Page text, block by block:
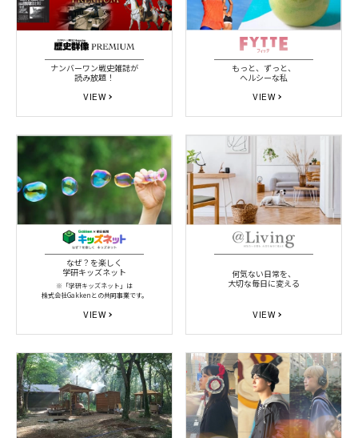
ナンバーワン戦史雑誌が
読み放題！
VIEW
もっと、ずっと、
ヘルシーな私
VIEW
なぜ？を楽しく
学研キッズネット
※「学研キッズネット」は
株式会社Gakkenとの共同事業です。
VIEW
何気ない日常を、
大切な毎日に変える
VIEW